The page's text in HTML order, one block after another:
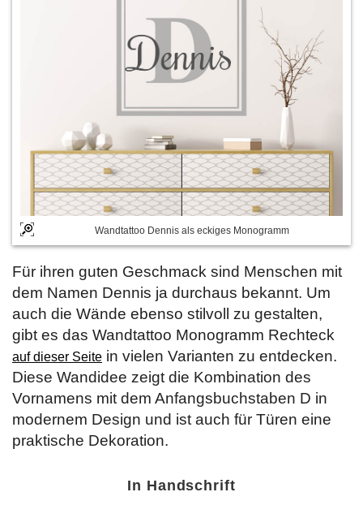
Wandtattoo Dennis als eckiges Monogramm
Für ihren guten Geschmack sind Menschen mit
dem Namen Dennis ja durchaus bekannt. Um
auch die Wände ebenso stilvoll zu gestalten,
gibt es das Wandtattoo Monogramm Rechteck
auf dieser Seite in vielen Varianten zu entdecken.
Diese Wandidee zeigt die Kombination des
Vornamens mit dem Anfangsbuchstaben D in
modernem Design und ist auch für Türen eine
praktische Dekoration.
In Handschrift